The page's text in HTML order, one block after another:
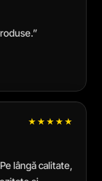
★★★★★
lângă calitate,